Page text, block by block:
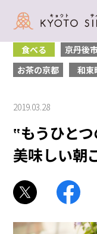
厳選３
食べる 京丹後
お茶の京都
和束
2019.03.28
‟もうひと
美味しい朝